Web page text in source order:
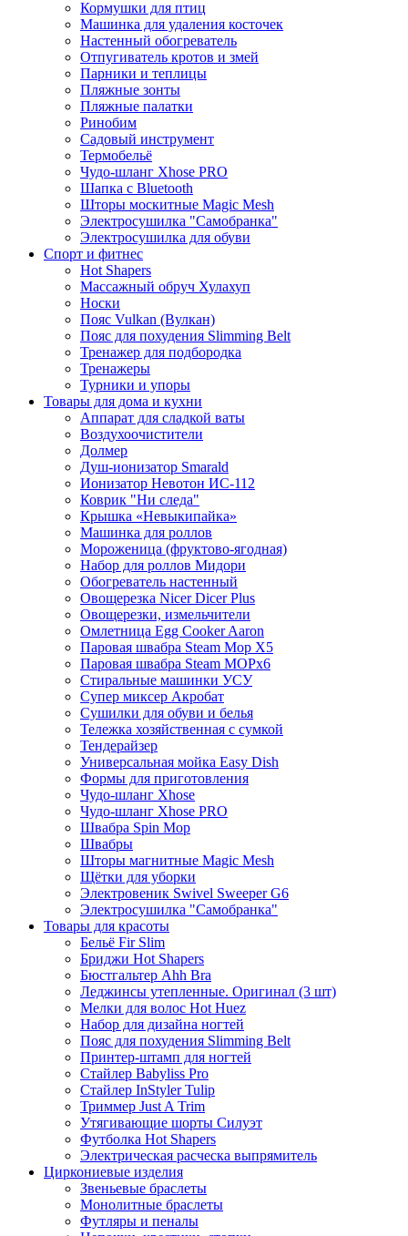
Кормушки для птиц
Машинка для удаления косточек
Настенный обогреватель
Отпугиватель кротов и змей
Парники и теплицы
Пляжные зонты
Пляжные палатки
Ринобим
Садовый инструмент
Термобельё
Чудо-шланг Xhose PRO
Шапка с Bluetooth
Шторы москитные Magic Mesh
Электросушилка "Самобранка"
Электросушилка для обуви
Спорт и фитнес
Hot Shapers
Массажный обруч Хулахуп
Носки
Пояс Vulkan (Вулкан)
Пояс для похудения Slimming Belt
Тренажер для подбородка
Тренажеры
Турники и упоры
Товары для дома и кухни
Аппарат для сладкой ваты
Воздухоочистители
Долмер
Душ-ионизатор Smarald
Ионизатор Невотон ИС-112
Коврик "Ни следа"
Крышка «Невыкипайка»
Машинка для роллов
Мороженица (фруктово-ягодная)
Набор для роллов Мидори
Обогреватель настенный
Овощерезка Nicer Dicer Plus
Овощерезки, измельчители
Омлетница Egg Сooker Aaron
Паровая швабра Steam Mop X5
Паровая швабра Steam MOPх6
Стиральные машинки УСУ
Супер миксер Акробат
Сушилки для обуви и белья
Тележка хозяйственная с сумкой
Тендерайзер
Универсальная мойка Easy Dish
Формы для приготовления
Чудо-шланг Xhose
Чудо-шланг Xhose PRO
Швабра Spin Mop
Швабры
Шторы магнитные Magic Mesh
Щётки для уборки
Электровеник Swivel Sweeper G6
Электросушилка "Самобранка"
Товары для красоты
Бельё Fir Slim
Бриджи Hot Shapers
Бюстгальтер Ahh Bra
Леджинсы утепленные. Оригинал (3 шт)
Мелки для волос Hot Huez
Набор для дизайна ногтей
Пояс для похудения Slimming Belt
Принтер-штамп для ногтей
Стайлер Babyliss Pro
Стайлер InStyler Tulip
Триммер Just A Trim
Утягивающие шорты Силуэт
Футболка Hot Shapers
Электрическая расческа выпрямитель
Циркониевые изделия
Звеньевые браслеты
Монолитные браслеты
Футляры и пеналы